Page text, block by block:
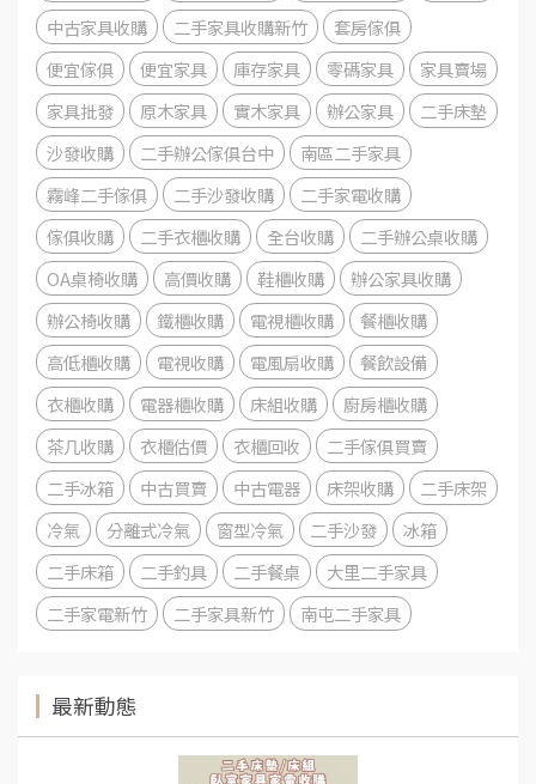
中古家具收購
二手家具收購新竹
套房傢俱
便宜傢俱
便宜家具 庫存家具 零碼家具
家具賣場
家具批發
原木家具 實木家具 辦公家具
二手床墊
沙發收購
二手辦公傢俱台中
南區二手家具
霧峰二手傢俱
二手沙發收購
二手家電收購
傢俱收購
二手衣櫃收購 全台收購
二手辦公桌收購
OA桌椅收購
高價收購 鞋櫃收購
辦公家具收購
辦公椅收購
鐵櫃收購 電視櫃收購
餐櫃收購
高低櫃收購
電視收購 電風扇收購
餐飲設備
衣櫃收購
電器櫃收購 床組收購
廚房櫃收購
茶几收購
衣櫃估價 衣櫃回收
二手傢俱買賣
二手冰箱
中古買賣 中古電器 床架收購
二手床架
冷氣
分離式冷氣 窗型冷氣 二手沙發
冰箱
二手床箱
二手釣具 二手餐桌
大里二手家具
二手家電新竹
二手家具新竹 南屯二手家具
最新動態